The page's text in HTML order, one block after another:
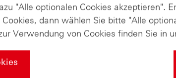
"Alle optionalen Cookies akzeptieren".
dann wählen Sie bitte "Alle
Verwendung von Cookies finden Sie in